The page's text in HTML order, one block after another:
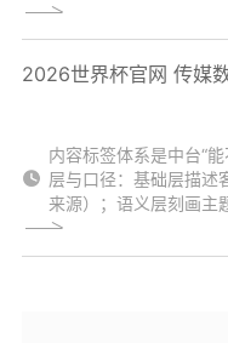
2026世界杯官网 传媒
内容标签体系是中台“
层与口径：基础层描述
来源）；语义层刻画主